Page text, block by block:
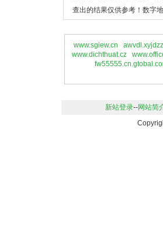
查出的结果仅供参考！数字
www.sgiew.cn
www.dichthuat.cz
新站登录--网站简